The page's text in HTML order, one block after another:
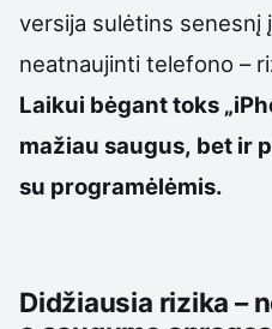
versija sulėtins senesnį
neatnaujinti telefono –
Laikui bėgant toks
mažiau saugus, bet ir
su programėlėmis.
Didžiausia rizika –